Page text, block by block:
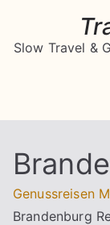
springen
Slow Travel &
Genussreisen
Brandenburg